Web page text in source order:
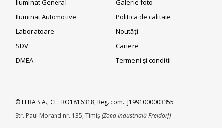
Iluminat General
Iluminat Automotive
Laboratoare
SDV
DMEA
Galerie foto
Politica de calitate
Noutăți
Cariere
Termeni și condiții
© ELBA S.A., CIF: RO1816318, Reg. com.: J1991000003355
Str. Paul Morand nr. 135, Timiș(Zona Industrială Freidorf)